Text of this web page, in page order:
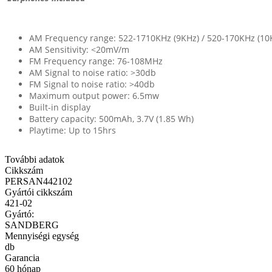
AM Frequency range: 522-1710KHz (9KHz) / 520-170KHz
AM Sensitivity: <20mV/m
FM Frequency range: 76-108MHz
AM Signal to noise ratio: >30db
FM Signal to noise ratio: >40db
Maximum output power: 6.5mw
Built-in display
Battery capacity: 500mAh, 3.7V (1.85 Wh)
Playtime: Up to 15hrs
További adatok
Cikkszám
PERSAN442102
Gyártói cikkszám
421-02
Gyártó:
SANDBERG
Mennyiségi egység
db
Garancia
60 hónap